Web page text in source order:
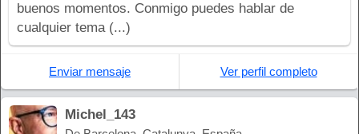
buenos momentos. Conmigo puedes hablar de
cualquier tema (...)
Enviar mensaje Ver perfil completo
Michel_143